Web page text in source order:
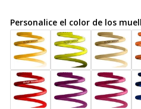
182800CB
VOLKSWAGEN
Golf
VII
R
AU
11/13-
182800CB
Golf
VII
R
AU
11/13-
Personalice el color de los